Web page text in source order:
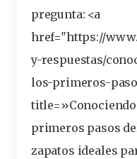
pregunta: <a
href="https://
y-respuestas/
los-primeros-
primeros pasos
zapatos ideales